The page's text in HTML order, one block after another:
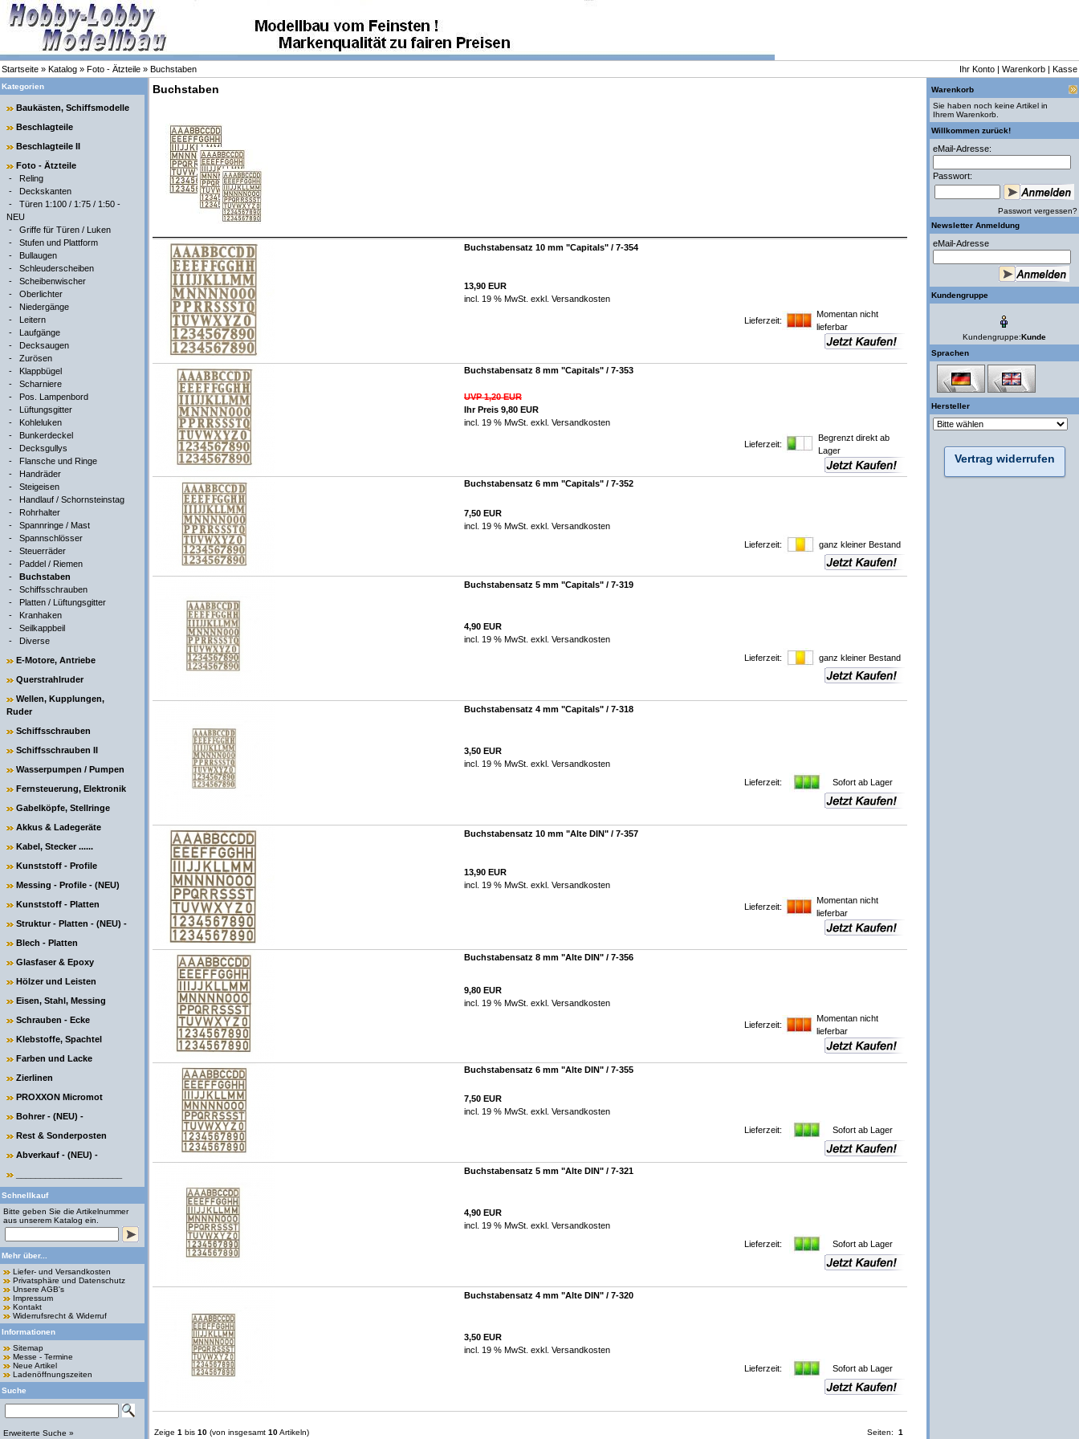
Startseite » Katalog » Foto - Ätzteile » Buchstaben Ihr Konto | Warenkorb | Kasse
Kategorien
Baukästen, Schiffsmodelle
Beschlagteile
Beschlagteile II
Foto - Ätzteile
- Reling
- Deckskanten
- Türen 1:100 / 1:75 / 1:50 -
NEU
- Griffe für Türen / Luken
- Stufen und Plattform
- Bullaugen
- Schleuderscheiben
- Scheibenwischer
- Oberlichter
- Niedergänge
- Leitern
- Laufgänge
- Decksaugen
- Zurösen
- Klappbügel
- Scharniere
- Pos. Lampenbord
- Lüftungsgitter
- Kohleluken
- Bunkerdeckel
- Decksgullys
- Flansche und Ringe
- Handräder
- Steigeisen
- Handlauf / Schornsteinstag
- Rohrhalter
- Spannringe / Mast
- Spannschlösser
- Steuerräder
- Paddel / Riemen
- Buchstaben
- Schiffsschrauben
- Platten / Lüftungsgitter
- Kranhaken
- Seilkappbeil
- Diverse
E-Motore, Antriebe
Querstrahlruder
Wellen, Kupplungen,
Ruder
Schiffsschrauben
Schiffsschrauben II
Wasserpumpen / Pumpen
Fernsteuerung, Elektronik
Gabelköpfe, Stellringe
Akkus & Ladegeräte
Kabel, Stecker ......
Kunststoff - Profile
Messing - Profile - (NEU)
Kunststoff - Platten
Struktur - Platten - (NEU) -
Blech - Platten
Glasfaser & Epoxy
Hölzer und Leisten
Eisen, Stahl, Messing
Schrauben - Ecke
Klebstoffe, Spachtel
Farben und Lacke
Zierlinen
PROXXON Micromot
Bohrer - (NEU) -
Rest & Sonderposten
Abverkauf - (NEU) -
Schnellkauf
Bitte geben Sie die Artikelnummer
aus unserem Katalog ein.
Mehr über...
Liefer- und Versandkosten
Privatsphäre und Datenschutz
Unsere AGB's
Impressum
Kontakt
Widerrufsrecht & Widerruf
Informationen
Sitemap
Messe - Termine
Neue Artikel
Ladenöffnungszeiten
Suche
Erweiterte Suche »
Buchstaben
Buchstabensatz 10 mm "Capitals" / 7-354
13,90 EUR
incl. 19 % MwSt. exkl. Versandkosten
Lieferzeit:
Momentan nicht
lieferbar
Buchstabensatz 8 mm "Capitals" / 7-353
UVP 1,20 EUR
Ihr Preis 9,80 EUR
incl. 19 % MwSt. exkl. Versandkosten
Lieferzeit:
Begrenzt direkt ab
Lager
Buchstabensatz 6 mm "Capitals" / 7-352
7,50 EUR
incl. 19 % MwSt. exkl. Versandkosten
Lieferzeit:
ganz kleiner Bestand
Buchstabensatz 5 mm "Capitals" / 7-319
4,90 EUR
incl. 19 % MwSt. exkl. Versandkosten
Lieferzeit:
ganz kleiner Bestand
Buchstabensatz 4 mm "Capitals" / 7-318
3,50 EUR
incl. 19 % MwSt. exkl. Versandkosten
Lieferzeit:
Sofort ab Lager
Buchstabensatz 10 mm "Alte DIN" / 7-357
13,90 EUR
incl. 19 % MwSt. exkl. Versandkosten
Lieferzeit:
Momentan nicht
lieferbar
Buchstabensatz 8 mm "Alte DIN" / 7-356
9,80 EUR
incl. 19 % MwSt. exkl. Versandkosten
Lieferzeit:
Momentan nicht
lieferbar
Buchstabensatz 6 mm "Alte DIN" / 7-355
7,50 EUR
incl. 19 % MwSt. exkl. Versandkosten
Lieferzeit:
Sofort ab Lager
Buchstabensatz 5 mm "Alte DIN" / 7-321
4,90 EUR
incl. 19 % MwSt. exkl. Versandkosten
Lieferzeit:
Sofort ab Lager
Buchstabensatz 4 mm "Alte DIN" / 7-320
3,50 EUR
incl. 19 % MwSt. exkl. Versandkosten
Lieferzeit:
Sofort ab Lager
Zeige 1 bis 10 (von insgesamt 10Artikeln) Seiten: 1
Warenkorb
Sie haben noch keine Artikel in
Ihrem Warenkorb.
Willkommen zurück!
eMail-Adresse:
Passwort:
Passwort vergessen?
Newsletter Anmeldung
eMail-Adresse
Kundengruppe
Kundengruppe:Kunde
Sprachen
Hersteller
Vertrag widerrufen